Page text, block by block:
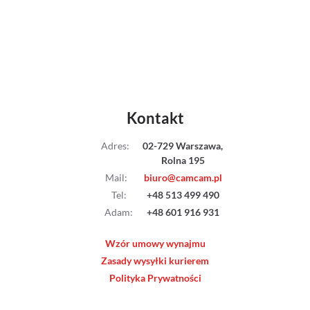
Kontakt
Adres:
02-729 Warszawa,
Rolna 195
Mail:
biuro@camcam.pl
Tel:
+48 513 499 490
Adam: +48 601 916 931
Wzór umowy wynajmu
Zasady wysyłki kurierem
Polityka Prywatności